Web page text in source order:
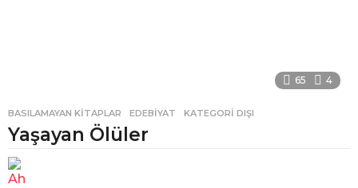
65 4
BASILAMAYAN KITAPLAR ,EDEBIYAT ,KATEGORI DIŞI
Yaşayan Ölüler